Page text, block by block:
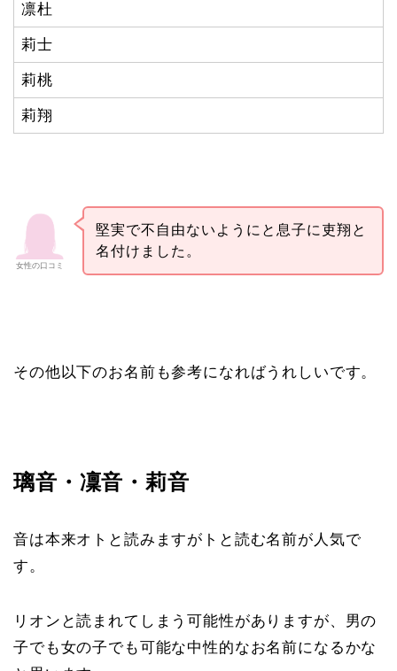
凛杜
莉士
莉桃
莉翔
女性の口コミ
堅実で不自由ないようにと息子に吏翔と
名付けました。
その他以下のお名前も参考になればうれしいです。
璃音・凜音・莉音
音は本来オトと読みますがトと読む名前が人気で
す。
リオンと読まれてしまう可能性がありますが、男の
子でも女の子でも可能な中性的なお名前になるかな